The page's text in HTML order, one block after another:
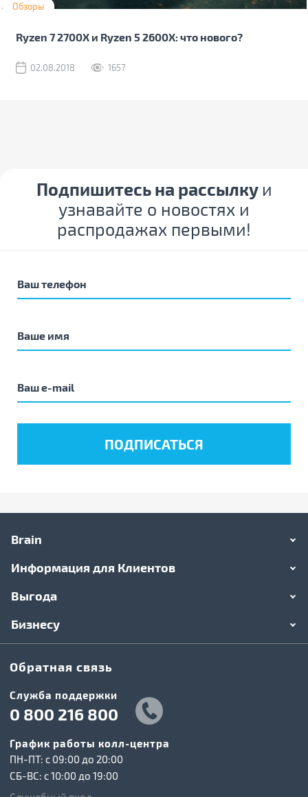
Обзоры
Ryzen 7 2700X и Ryzen 5 2600X: что нового?
02.08.2018 1657
Подпишитесь на рассылку и
узнавайте о новостях и
распродажах первыми!
Brain
Информация для Клиентов
Выгода
Бизнесу
Обратная связь
Служба поддержки
0 800 216 800
График работы колл-центра
ПН-ПТ: c 09:00 до 20:00
СБ-ВС: c 10:00 до 19:00